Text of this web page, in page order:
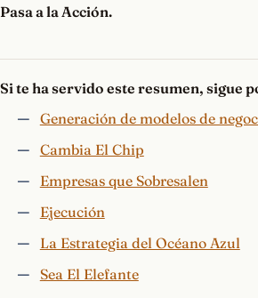
Pasa a la Acción.
Si te ha servido este resumen, sigue
Generación de modelos de
Cambia El Chip
Empresas que Sobresalen
Ejecución
La Estrategia del Océano Azul
Sea El Elefante